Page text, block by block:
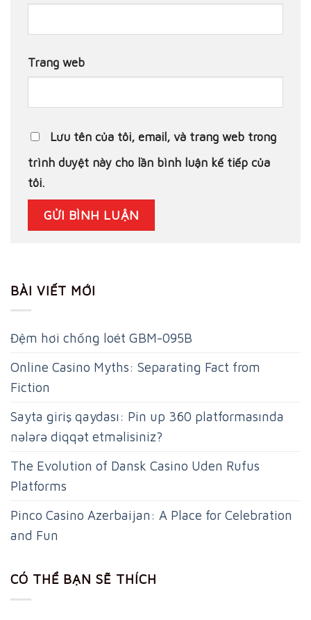
Trang web
Lưu tên của tôi, email, và trang web trong
trình duyệt này cho lần bình luận kế tiếp của
tôi.
BÀI VIẾT MỚI
Đệm hơi chống loét GBM-095B
Online Casino Myths: Separating Fact from
Fiction
Sayta giriş qaydası: Pin up 360 platformasında
nələrə diqqət etməlisiniz?
The Evolution of Dansk Casino Uden Rufus
Platforms
Pinco Casino Azerbaijan: A Place for Celebration
and Fun
CÓ THỂ BẠN SẼ THÍCH